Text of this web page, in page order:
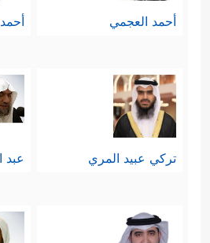
أحمد العجمي
تركي عبيد المري عبد